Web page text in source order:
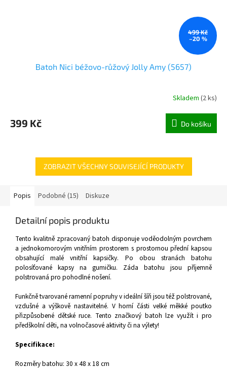
499 Kč
–20 %
Batoh Nici béžovo-růžový Jolly Amy (5657)
Skladem (2 ks)
399 Kč Do košíku
ZOBRAZIT VŠECHNY SOUVISEJÍCÍ PRODUKTY
Popis Podobné (15) Diskuze
Detailní popis produktu
Tento kvalitně zpracovaný batoh disponuje voděodolným povrchem
a jednokomorovým vnitřním prostorem s prostornou přední kapsou
obsahující malé vnitřní kapsičky. Po obou stranách batohu
polosíťované kapsy na gumičku. Záda batohu jsou příjemně
polstrovaná pro pohodlné nošení.
Funkčně tvarované ramenní popruhy v ideální šíři jsou též polstrované,
vzdušné a výškově nastavitelné. V horní části velké měkké poutko
přizpůsobené dětské ruce. Tento značkový batoh lze využít i pro
předškolní děti, na volnočasové aktivity či na výlety!
Specifikace:
Rozměry batohu: 30 x 48 x 18 cm